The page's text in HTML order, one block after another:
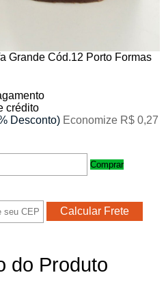
Grande Cód.12 Porto Formas
crédito
Desconto) Economize R$ 0,27
Comprar
do Produto